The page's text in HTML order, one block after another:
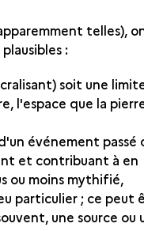
telles),
:
soit une
l'espace que la
événement passé
et contribuant à en
ou moins mythifié,
particulier ; ce peut
une source ou